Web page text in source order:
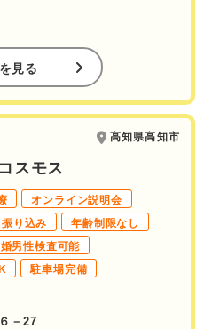
見る
高知県高知市
スモス
オンライン説明会
振り込み
年齢制限なし
男性検査可能
駐車場完備
－27